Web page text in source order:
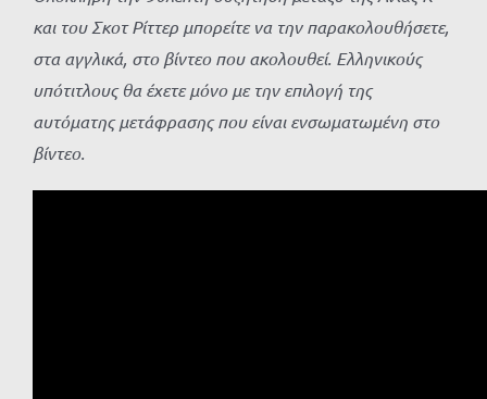
και του Σκοτ Ρίττερ μπορείτε να την παρακολουθήσετε,
στα αγγλικά, στο βίντεο που ακολουθεί. Ελληνικούς
υπότιτλους θα έχετε μόνο με την επιλογή της
αυτόματης μετάφρασης που είναι ενσωματωμένη στο
βίντεο.